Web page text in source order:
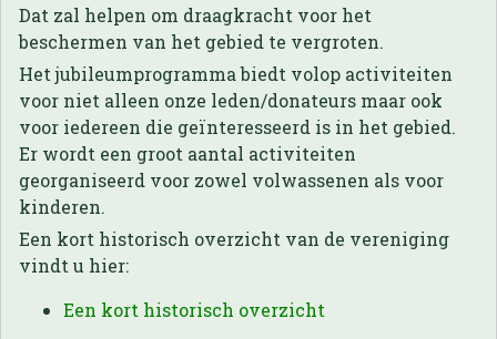
Dat zal helpen om draagkracht voor het
beschermen van het gebied te vergroten.
Het jubileumprogramma biedt volop activiteiten
voor niet alleen onze leden/donateurs maar ook
voor iedereen die geïnteresseerd is in het gebied.
Er wordt een groot aantal activiteiten
georganiseerd voor zowel volwassenen als voor
kinderen.
Een kort historisch overzicht van de vereniging
vindt u hier:
Een kort historisch overzicht